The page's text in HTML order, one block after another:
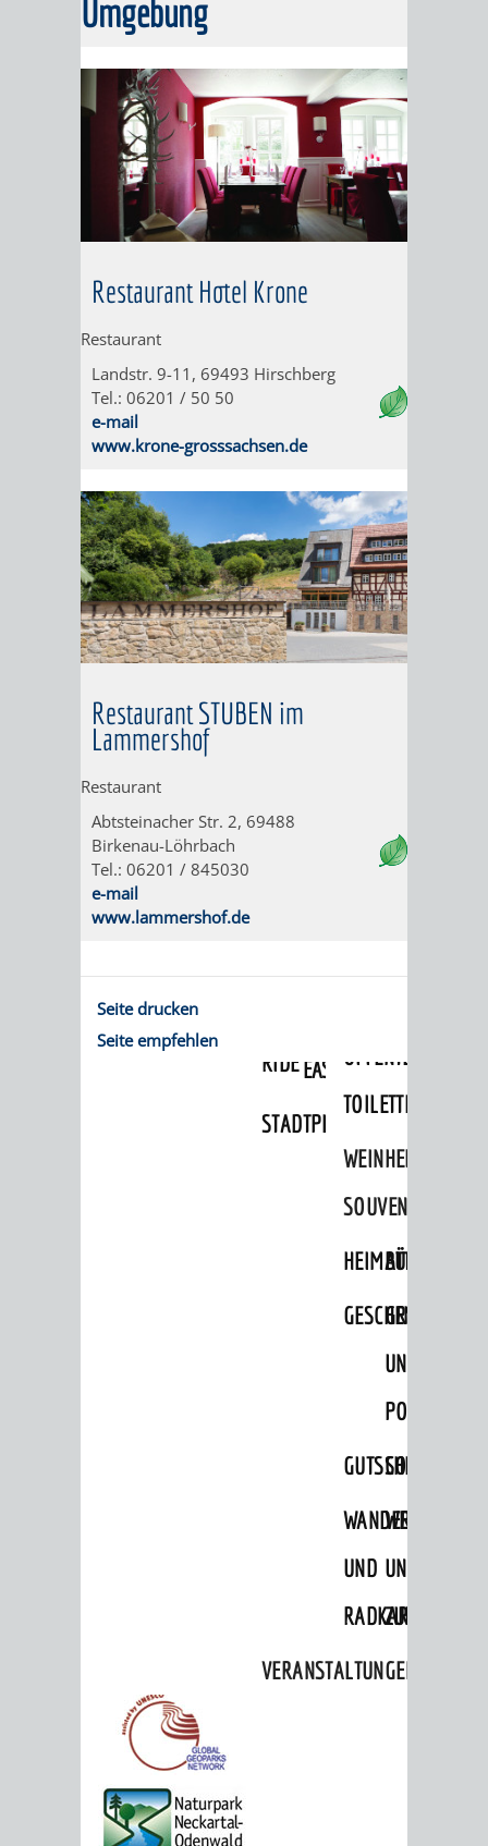
BAD
FÜR
KIDS
ACTIONBOUND
ANLAGE
BUSINFORMATION
FÜHRUNGEN
AUSFLUGSFAHRTEN
WEIN-
UND
BIERPROBEN
AKTIVITÄTEN BURGENERLEBNISSE
ANREISE
UND
PARKMÖGLICHKEITEN
BAHNVERKEHR
BUSVERKEHR
RIDEEASYPARKEN
STADTPLAN
BROSCHÜREN
UND
FAQ -
ÖFFENTLICHE
TOILETTEN
WEINHEIMER
SOUVENIRS
HEIMATTAGE
BÜCHER
GESCHENKE
GRUSS-
UND
POSTKARTEN
GUTSCHEINE
WANDER-
UND
RADKARTEN
WEINE
UND
ZUBEHÖR
VERANSTALTUNGEN
Umgebung
Restaurant Hotel Krone
Restaurant
Landstr. 9-11, 69493 Hirschberg
Tel.: 06201 / 50 50
e-mail
www.krone-grosssachsen.de
Restaurant STUBEN im
Lammershof
Restaurant
Abtsteinacher Str. 2, 69488
Birkenau-Löhrbach
Tel.: 06201 / 845030
e-mail
www.lammershof.de
Seite drucken
Seite empfehlen